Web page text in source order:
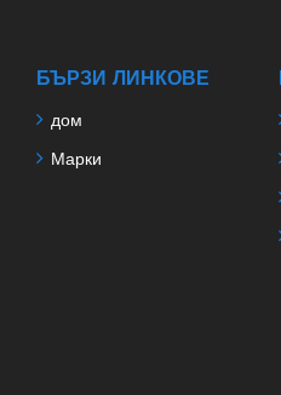
БЪРЗИ ЛИНКОВЕ
дом
Марки